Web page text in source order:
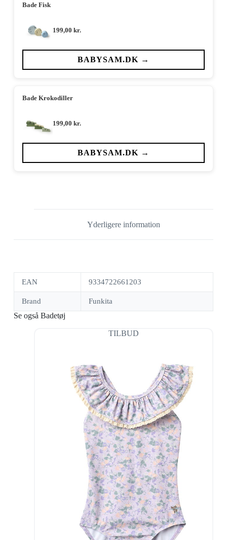
Bade Fisk
199,00 kr.
BABYSAM.DK →
Bade Krokodiller
199,00 kr.
BABYSAM.DK →
Yderligere information
EAN 9334722661203
Brand Funkita
Se også Badetøj
TILBUD